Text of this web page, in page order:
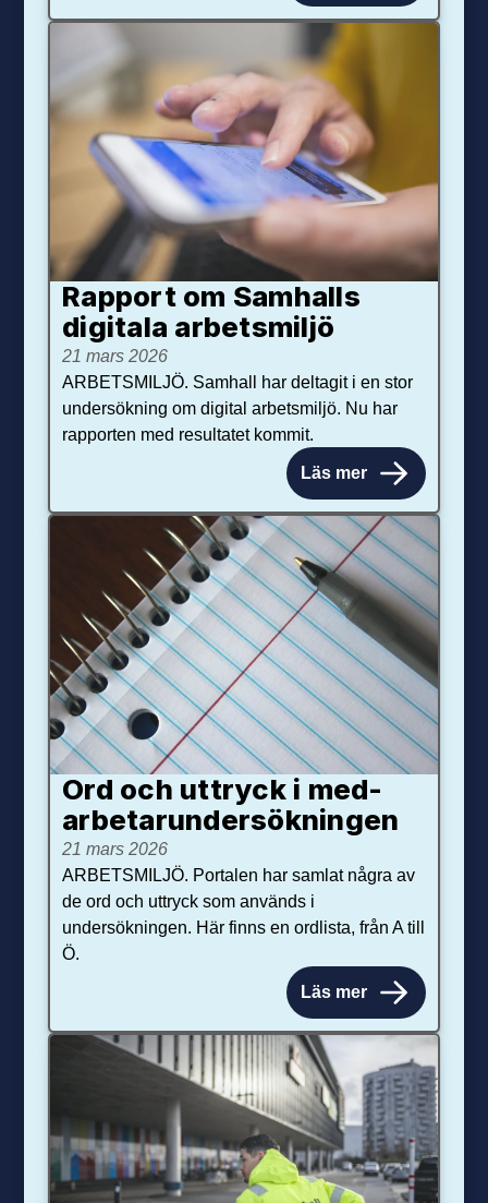
Rapport om Samhalls
digitala arbetsmiljö
21 mars 2026
ARBETSMILJÖ. Samhall har deltagit i en stor
undersökning om digital arbetsmiljö. Nu har
rapporten med resultatet kommit.
Läs mer
Ord och uttryck i med­­
arbetar­­under­sökningen
21 mars 2026
ARBETSMILJÖ. Portalen har samlat några av
de ord och uttryck som används i
undersökningen. Här finns en ordlista, från A till
Ö.
Läs mer